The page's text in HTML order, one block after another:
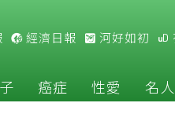
經濟日報 河好如初
癌症 性愛 名人